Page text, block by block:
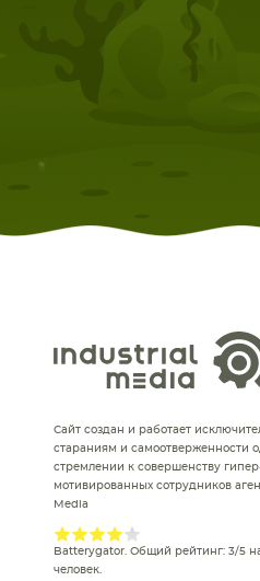
Сайт создан и работает
стараниям и самоотверженности
стремлении к совершенству
мотивированных сотрудников
Media
Batterygator. Общий рейтинг: 3/5
человек.